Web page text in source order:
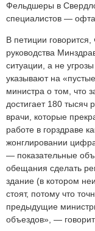
Фельдшеры в
специалистов —
В петиции
руководства
ситуации, а не
указывают на
министра о том, что
достигает 180 тысяч
врачи, которые
работе в горздраве
жонглировании
— показательные
обещания сделать
здание (в котором
стоят, потому что
предыдущие
объездов», —